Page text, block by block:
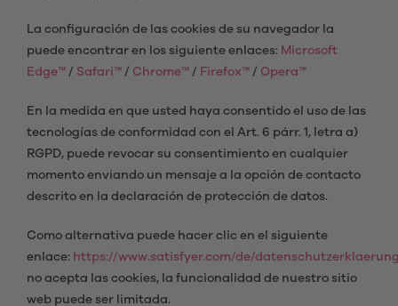
La configuración de las cookies de su navegador la
puede encontrar en los siguiente enlaces: Microsoft
Edge™ / Safari™ / Chrome™ / Firefox™ / Opera™
En la medida en que usted haya consentido el uso de las
tecnologías de conformidad con el Art. 6 párr. 1, letra a)
RGPD, puede revocar su consentimiento en cualquier
momento enviando un mensaje a la opción de contacto
descrito en la declaración de protección de datos.
Como alternativa puede hacer clic en el siguiente
enlace: https://www.satisfyer.com/de/
no acepta las cookies, la funcionalidad de nuestro sitio
web puede ser limitada.